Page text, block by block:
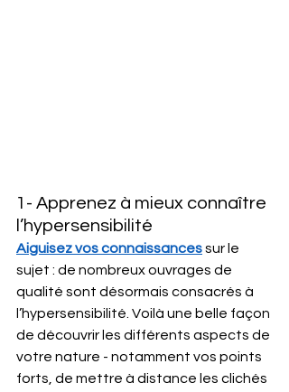
1- Apprenez à mieux connaître
l’hypersensibilité
Aiguisez vos connaissances sur le
sujet : de nombreux ouvrages de
qualité sont désormais consacrés à
l’hypersensibilité. Voilà une belle façon
de découvrir les différents aspects de
votre nature - notamment vos points
forts, de mettre à distance les clichés